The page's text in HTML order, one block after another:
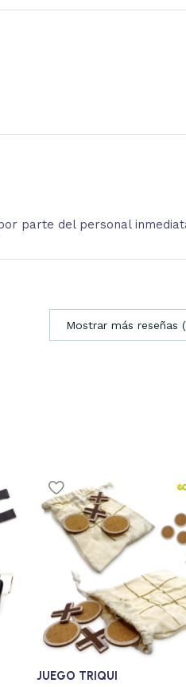
parte del personal
Mostrar más reseñas
JUEGO TRIQUI